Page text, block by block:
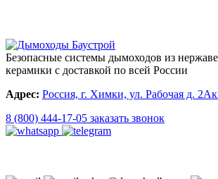
Безопасные системы дымоходов из
керамики с доставкой по всей России
Адрес: Россия, г. Химки, ул. Рабочая д.
8 (800) 444-17-05 заказать звонок